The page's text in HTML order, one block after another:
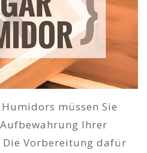
müssen Sie
Ihrer
Vorbereitung dafür